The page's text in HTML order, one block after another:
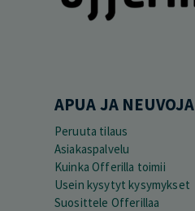
APUA JA NEUVOJA
Peruuta tilaus
Asiakaspalvelu
Kuinka Offerilla toimii
Usein kysytyt kysymykset
Suosittele Offerillaa